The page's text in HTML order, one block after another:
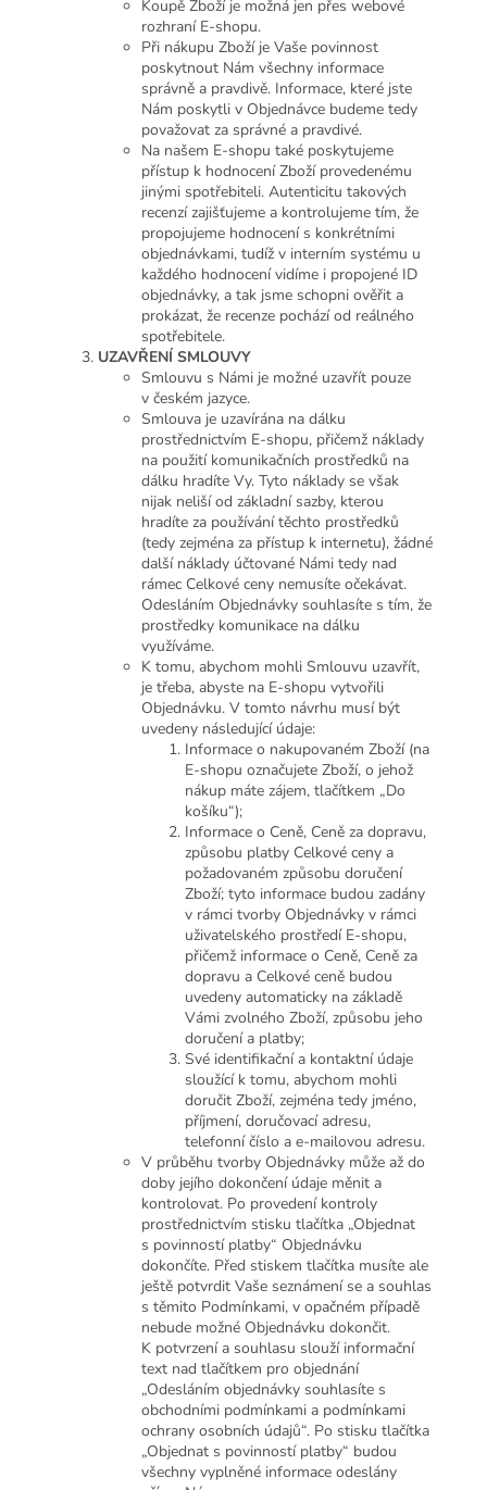
Koupě Zboží je možná jen přes webové
rozhraní E-shopu.
Při nákupu Zboží je Vaše povinnost
poskytnout Nám všechny informace
správně a pravdivě. Informace, které jste
Nám poskytli v Objednávce budeme tedy
považovat za správné a pravdivé.
Na našem E-shopu také poskytujeme
přístup k hodnocení Zboží provedenému
jinými spotřebiteli. Autenticitu takových
recenzí zajišťujeme a kontrolujeme tím, že
propojujeme hodnocení s konkrétními
objednávkami, tudíž v interním systému u
každého hodnocení vidíme i propojené ID
objednávky, a tak jsme schopni ověřit a
prokázat, že recenze pochází od reálného
spotřebitele.
UZAVŘENÍ SMLOUVY
Smlouvu s Námi je možné uzavřít pouze
v českém jazyce.
Smlouva je uzavírána na dálku
prostřednictvím E-shopu, přičemž náklady
na použití komunikačních prostředků na
dálku hradíte Vy. Tyto náklady se však
nijak neliší od základní sazby, kterou
hradíte za používání těchto prostředků
(tedy zejména za přístup k internetu), žádné
další náklady účtované Námi tedy nad
rámec Celkové ceny nemusíte očekávat.
Odesláním Objednávky souhlasíte s tím, že
prostředky komunikace na dálku
využíváme.
K tomu, abychom mohli Smlouvu uzavřít,
je třeba, abyste na E-shopu vytvořili
Objednávku. V tomto návrhu musí být
uvedeny následující údaje:
Informace o nakupovaném Zboží (na
E-shopu označujete Zboží, o jehož
nákup máte zájem, tlačítkem „Do
košíku“);
Informace o Ceně, Ceně za dopravu,
způsobu platby Celkové ceny a
požadovaném způsobu doručení
Zboží; tyto informace budou zadány
v rámci tvorby Objednávky v rámci
uživatelského prostředí E-shopu,
přičemž informace o Ceně, Ceně za
dopravu a Celkové ceně budou
uvedeny automaticky na základě
Vámi zvolného Zboží, způsobu jeho
doručení a platby;
Své identifikační a kontaktní údaje
sloužící k tomu, abychom mohli
doručit Zboží, zejména tedy jméno,
příjmení, doručovací adresu,
telefonní číslo a e-mailovou adresu.
V průběhu tvorby Objednávky může až do
doby jejího dokončení údaje měnit a
kontrolovat. Po provedení kontroly
prostřednictvím stisku tlačítka „Objednat
s povinností platby“ Objednávku
dokončíte. Před stiskem tlačítka musíte ale
ještě potvrdit Vaše seznámení se a souhlas
s těmito Podmínkami, v opačném případě
nebude možné Objednávku dokončit.
K potvrzení a souhlasu slouží informační
text nad tlačítkem pro objednání
„Odesláním objednávky souhlasíte s
obchodními podmínkami a podmínkami
ochrany osobních údajů“. Po stisku tlačítka
„Objednat s povinností platby“ budou
všechny vyplněné informace odeslány